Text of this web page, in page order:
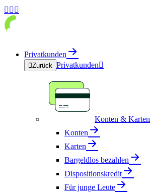
  
Privatkunden
Zurück Privatkunden
Konten & Karten
Konten
Karten
Bargeldlos bezahlen
Dispositionskredit
Für junge Leute